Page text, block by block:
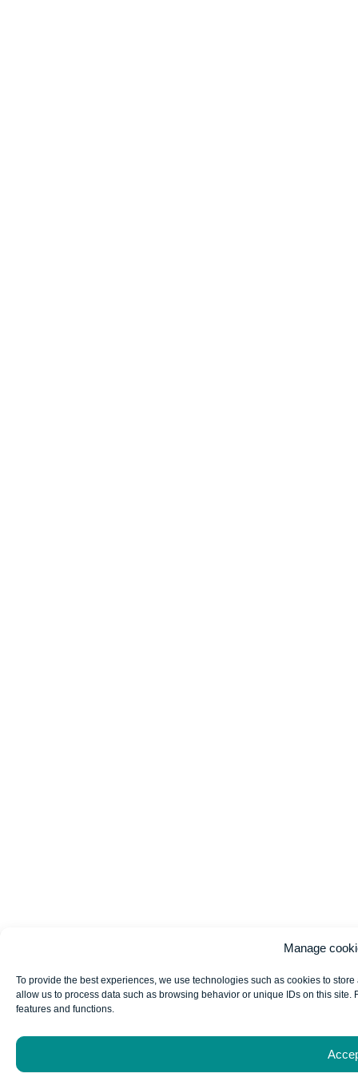
Manage
To provide the best experiences, we use technologies such as cookies to
allow us to process data such as browsing behavior or unique IDs on this
features and functions.